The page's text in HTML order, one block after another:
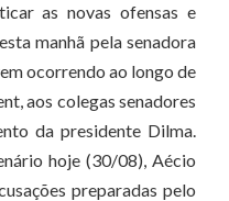
as novas ofensas e
manhã pela senadora
ocorrendo ao longo de
aos colegas senadores
da presidente Dilma.
hoje (30/08), Aécio
preparadas pelo